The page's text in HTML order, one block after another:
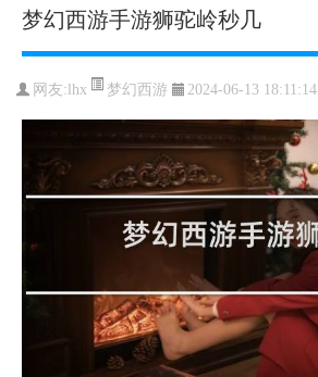
梦幻西游手游狮驼岭秒几
网友: lhx 梦幻西游 2024-06-13 18:11:14